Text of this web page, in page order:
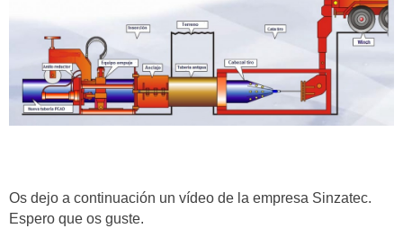
Os dejo a continuación un vídeo de la empresa Sinzatec.
Espero que os guste.